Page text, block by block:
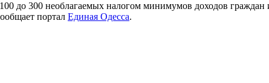
до 300 необлагаемых налогом минимумов доходов граждан
портал Единая Одесса.